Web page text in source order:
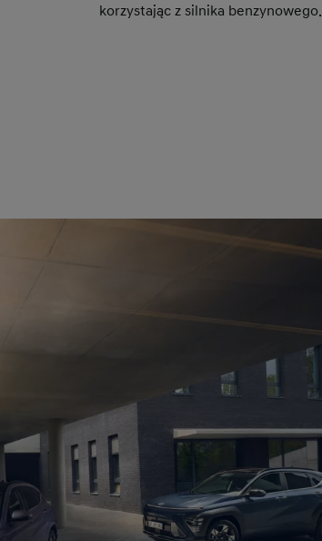
korzystając z silnika benzynowego.